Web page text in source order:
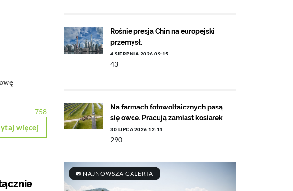
758
więcej
Rośnie presja Chin na europejski
przemysł.
4 SIERPNIA 2026 09:15
43
Na farmach fotowoltaicznych pasą
się owce. Pracują zamiast kosiarek
30 LIPCA 2026 12:14
290
NAJNOWSZA GALERIA